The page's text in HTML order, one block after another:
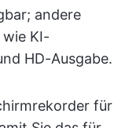
andere
KI-
HD-Ausgabe.
für